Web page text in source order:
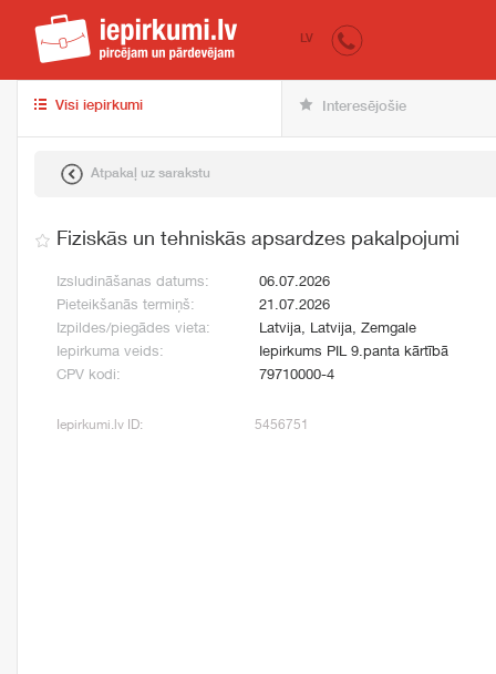
iepirkumi.lv
LV
Visi iepirkumi Interesējošie
Atpakaļ uz sarakstu
Fiziskās un tehniskās apsardzes pakalpojumi
Izsludināšanas datums:
06.07.2026
Pieteikšanās termiņš:
21.07.2026
Izpildes/piegādes vieta:
Latvija, Latvija, Zemgale
Iepirkuma veids:
Iepirkums PIL 9.panta kārtībā
CPV kodi:
79710000-4
Iepirkumi.lv ID: 5456751